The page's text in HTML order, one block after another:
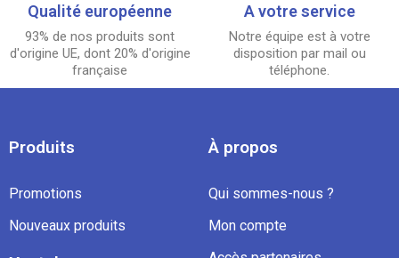
Qualité européenne
93% de nos produits sont
d'origine UE, dont 20% d'origine
française
A votre service
Notre équipe est à votre
disposition par mail ou
téléphone.
Produits
Promotions
Nouveaux produits
À propos
Qui sommes-nous ?
Mon compte